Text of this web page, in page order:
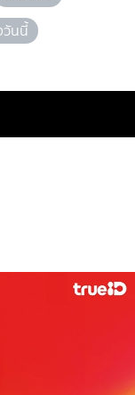
วันนี้